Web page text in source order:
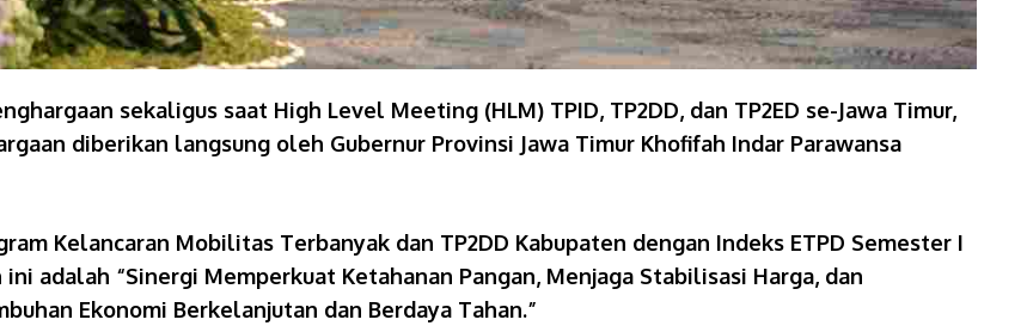
sekaligus saat High Level Meeting (HLM) TPID, TP2DD, dan TP2ED se-Jawa Timur,
diberikan langsung oleh Gubernur Provinsi Jawa Timur Khofifah Indar Parawansa
Kelancaran Mobilitas Terbanyak dan TP2DD Kabupaten dengan Indeks ETPD Semester I
adalah “Sinergi Memperkuat Ketahanan Pangan, Menjaga Stabilisasi Harga, dan
Ekonomi Berkelanjutan dan Berdaya Tahan.”